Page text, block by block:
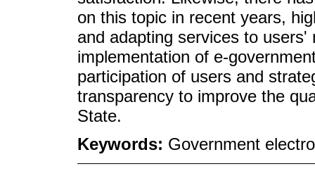
on this topic in recent years,
and adapting services to
implementation of e-
participation of users and
transparency to improve the
State.
Keywords: Government